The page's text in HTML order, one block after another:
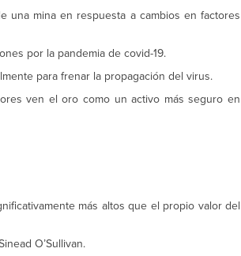
una mina en respuesta a cambios en factores
por la pandemia de covid-19.
para frenar la propagación del virus.
ven el oro como un activo más seguro en
más altos que el propio valor del
O’Sullivan.